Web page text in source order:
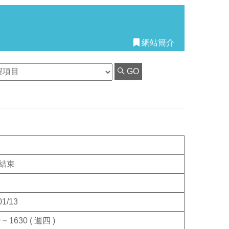
網站簡介
GO
束
13
~ 1630 ( 週四 )